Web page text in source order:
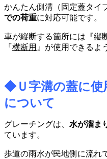
かんたん側溝（固定蓋タイ
での荷重に対応可能です。
車が縦断する箇所には『縦
『横断用 』が使用できるよ
◆Ｕ字溝の蓋に使
について
グレーチングは、 水が溜ま
ています。
歩道の雨水が民地側に流れ